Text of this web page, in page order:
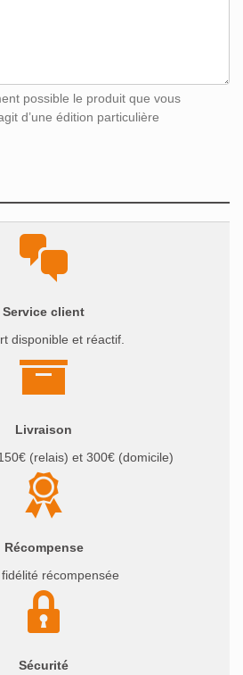
possible le produit que vous
d’une édition particulière
Service client
disponible et réactif.
Livraison
(relais) et 300€ (domicile)
Récompense
récompensée
Sécurité